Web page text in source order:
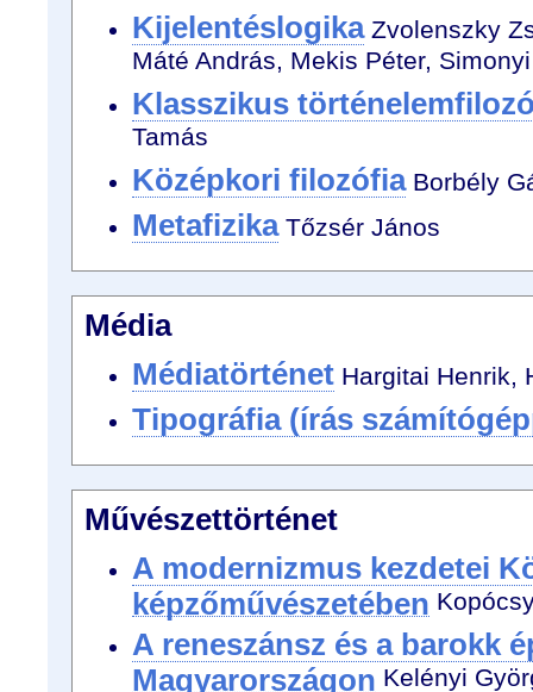
KijelentéslogikaZvolenszky
Máté András, Mekis Péter,
Klasszikus
Tamás
Középkori filozófiaBorbély
MetafizikaTőzsér János
Média
Médiatörténet Hargitai Henrik,
Tipográfia (írás
Művészettörténet
A modernizmus kezdetei
képzőművészetében
A reneszánsz és a barokk
Magyarországon Kelényi